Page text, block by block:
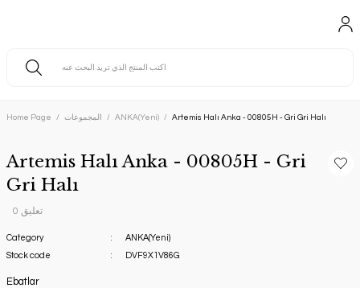
Home Page المجموعات ANKA(Yeni) Artemis Halı Anka - 00805H - Gri Gri Halı
Artemis Halı Anka - 00805H - Gri
Gri Halı
0 تعليق
Category
ANKA(Yeni)
Stock code
DVF9X1V86G
Ebatlar